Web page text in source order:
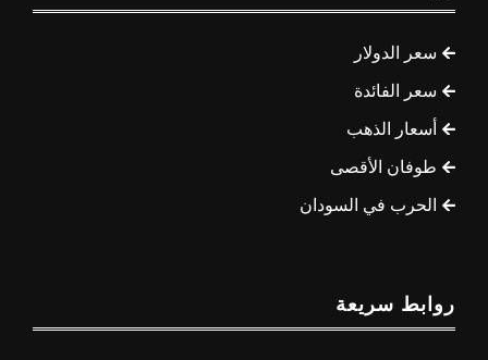
سعر الدولار
سعر الفائدة
أسعار الذهب
طوفان الأقصى
الحرب في السودان
روابط سريعة